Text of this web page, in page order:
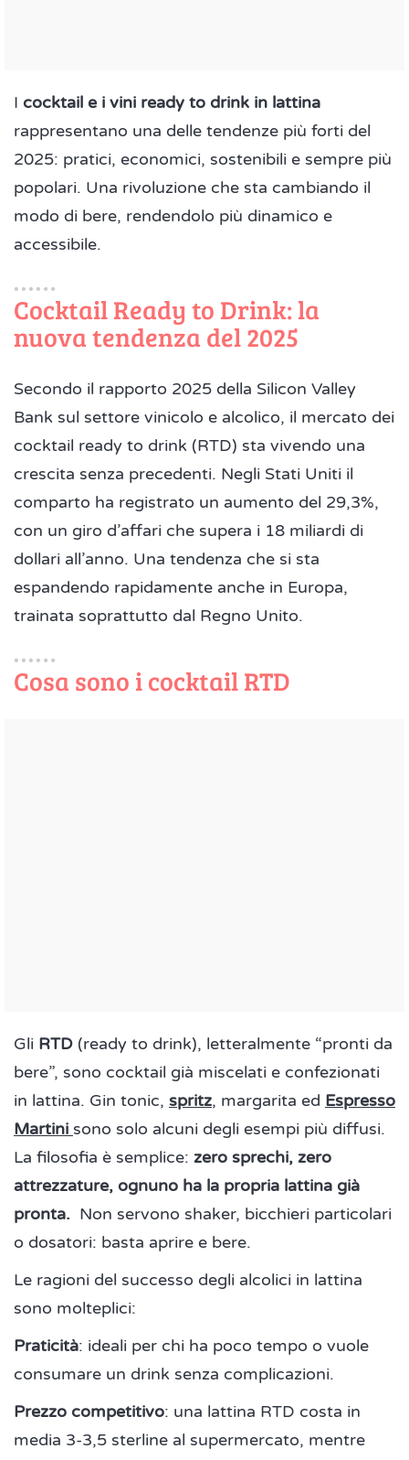
I cocktail e i vini ready to drink in lattina
rappresentano una delle tendenze più forti del
2025: pratici, economici, sostenibili e sempre più
popolari. Una rivoluzione che sta cambiando il
modo di bere, rendendolo più dinamico e
accessibile.
Cocktail Ready to Drink: la
nuova tendenza del 2025
Secondo il rapporto 2025 della Silicon Valley
Bank sul settore vinicolo e alcolico, il mercato dei
cocktail ready to drink (RTD) sta vivendo una
crescita senza precedenti. Negli Stati Uniti il
comparto ha registrato un aumento del 29,3%,
con un giro d’affari che supera i 18 miliardi di
dollari all’anno. Una tendenza che si sta
espandendo rapidamente anche in Europa,
trainata soprattutto dal Regno Unito.
Cosa sono i cocktail RTD
Gli RTD (ready to drink), letteralmente “pronti da
bere”, sono cocktail già miscelati e confezionati
in lattina. Gin tonic, spritz, margarita ed Espresso
Martini sono solo alcuni degli esempi più diffusi.
La filosofia è semplice: zero sprechi, zero
attrezzature, ognuno ha la propria lattina già
pronta. Non servono shaker, bicchieri particolari
o dosatori: basta aprire e bere.
Le ragioni del successo degli alcolici in lattina
sono molteplici:
Praticità: ideali per chi ha poco tempo o vuole
consumare un drink senza complicazioni.
Prezzo competitivo: una lattina RTD costa in
media 3-3,5 sterline al supermercato, mentre